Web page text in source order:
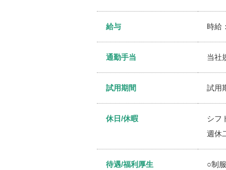
給与 時給
通勤手当 当社
試用期間 試用
休日/休暇
シフ
週休
待遇/福利厚生
○制